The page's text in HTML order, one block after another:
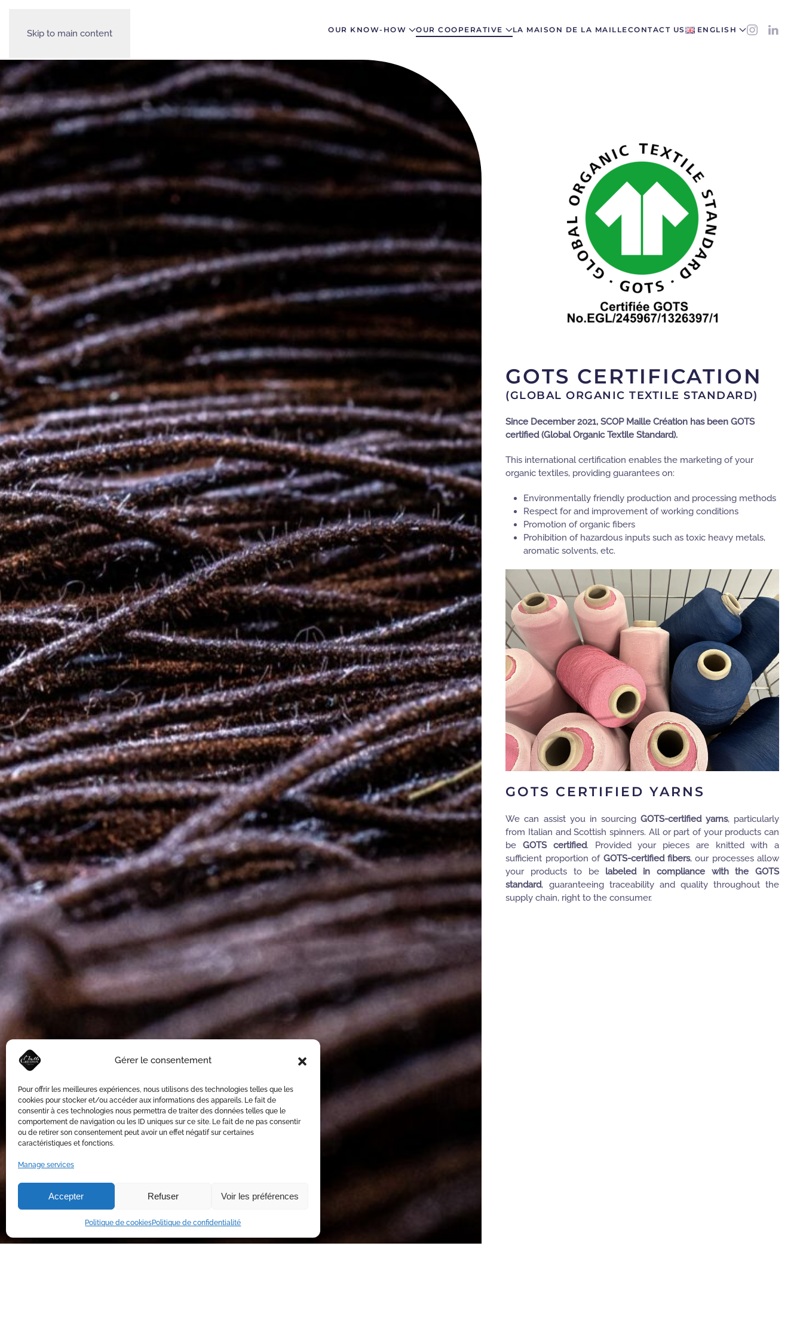
Gérer le consentement
Pour offrir les meilleures expériences, nous utilisons des technologies telles que les
cookies pour stocker et/ou accéder aux informations des appareils. Le fait de
consentir à ces technologies nous permettra de traiter des données telles que le
comportement de navigation ou les ID uniques sur ce site. Le fait de ne pas consentir
ou de retirer son consentement peut avoir un effet négatif sur certaines
caractéristiques et fonctions.
Manage services
Accepter Refuser Voir les préférences
Politique de cookiesPolitique de confidentialité
Skip to main content OUR KNOW-HOW OUR COOPERATIVE LA MAISON DE LA MAILLECONTACT US ENGLISH
GOTS CERTIFICATION
(GLOBAL ORGANIC TEXTILE STANDARD)
Since December 2021, SCOP Maille Création has been GOTS
certified (Global Organic Textile Standard).
This international certification enables the marketing of your
organic textiles, providing guarantees on:
Environmentally friendly production and processing methods
Respect for and improvement of working conditions
Promotion of organic fibers
Prohibition of hazardous inputs such as toxic heavy metals,
aromatic solvents, etc.
GOTS CERTIFIED YARNS
We can assist you in sourcing GOTS-certified yarns, particularly
from Italian and Scottish spinners. All or part of your products can
beGOTS certified. Provided your pieces are knitted with a
sufficient proportion of GOTS-certified fibers, our processes allow
your products to belabeled in compliance with the GOTS
standard, guaranteeing traceability and quality throughout the
supply chain, right to the consumer.